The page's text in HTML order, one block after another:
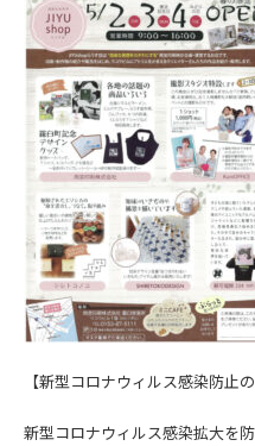
【新型コロナウィルス感染防止
新型コロナウィルス感染拡大を